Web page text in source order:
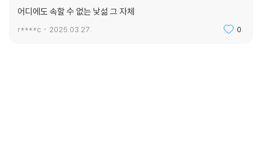
어디에도 속할 수 없는 낯섦 그 자체
r****c 2025.03.27. 0